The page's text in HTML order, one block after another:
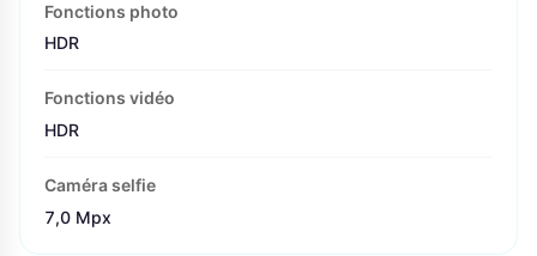
Fonctions photo
HDR
Fonctions vidéo
HDR
Caméra selfie
7,0 Mpx